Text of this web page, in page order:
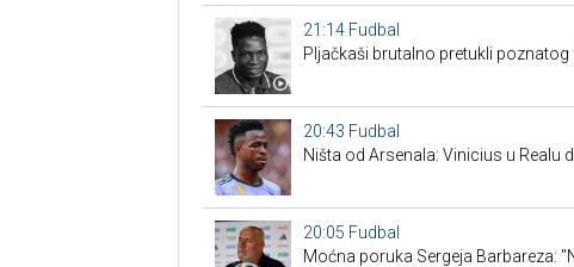
21:14 Fudbal
Pljačkaši brutalno pretukli
20:43 Fudbal
Ništa od Arsenala: Vinicius u Realu
20:05 Fudbal
Moćna poruka Sergeja Barbareza: